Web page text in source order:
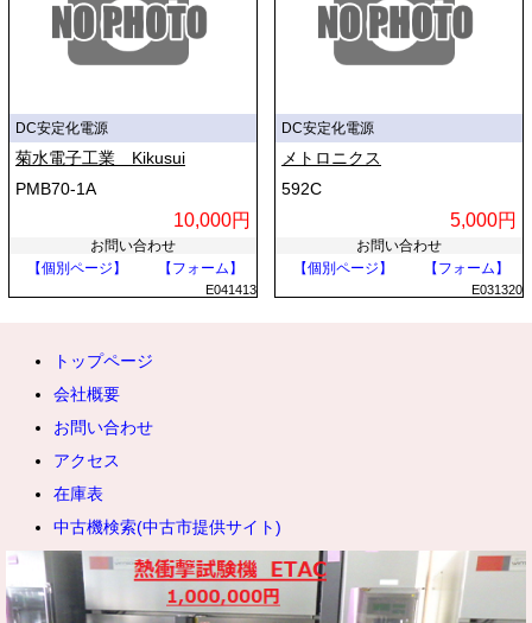
DC安定化電源
菊水電子工業 Kikusui
PMB70-1A
10,000円
お問い合わせ
【個別ページ】
【フォーム】
E041413
DC安定化電源
メトロニクス
592C
5,000円
お問い合わせ
【個別ページ】
【フォーム】
E031320
トップページ
会社概要
お問い合わせ
アクセス
在庫表
中古機検索(中古市提供サイト)